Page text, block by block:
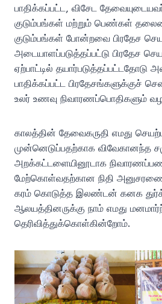
பாதிக்கப்பட்ட, விசேட
குடும்பங்கள் மற்றும் பெண்கள்
குடும்பங்கள் போன்றவை பிரதேச
அடையாளப்படுத்தப்பட்டு பிரதேச
ஏற்பாட்டில் தயார்படுத்தப்பட்டதோடு
பாதிக்கப்பட்ட பிரதேசங்களுக்குச்
உலர் உணவு நிவாரணப்பொதிகளும்
காலத்தின் தேவைகருதி எமது
முன்னெடுப்பதற்காக விவேகானந்த
அறக்கட்டளையினூடாக
மேற்கொள்வதற்கான நிதி
கரம் கொடுத்த இலண்டன் கனக
ஆலயத்தினருக்கு நாம் எமது
தெரிவித்துக்கொள்கின்றோம்.